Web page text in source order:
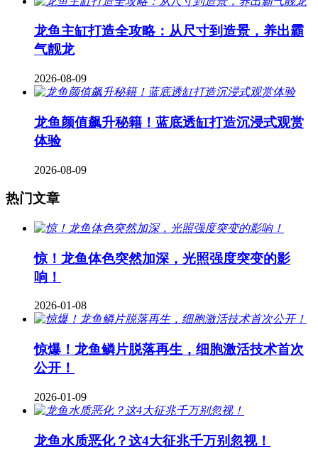
龙鱼主缸打造全攻略：从尺寸到造景，养出霸
气靓龙
2026-08-09
龙鱼颜值飙升秘籍！蓝底透缸打造沉浸式观赏
体验
2026-08-09
热门文章
惊！龙鱼体色突然加深，光照强度突变的影
响！
2026-01-08
惊爆！龙鱼鳞片脱落再生，细胞激活技术首次
公开！
2026-01-09
龙鱼水质恶化？这4大征兆千万别忽视！